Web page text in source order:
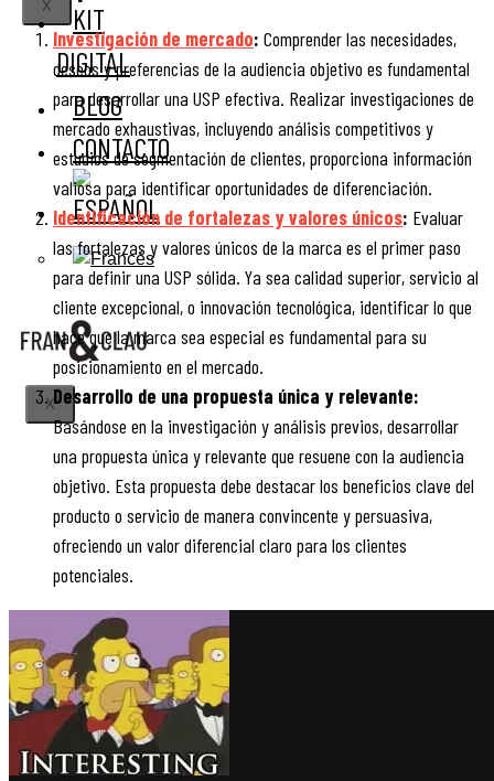
X
KIT
DIGITAL
BLOG
CONTACTO
X
Investigación de mercado: Comprender las necesidades,
deseos y preferencias de la audiencia objetivo es fundamental
para desarrollar una USP efectiva. Realizar investigaciones de
mercado exhaustivas, incluyendo análisis competitivos y
estudios de segmentación de clientes, proporciona información
valiosa para identificar oportunidades de diferenciación.
Identificación de fortalezas y valores únicos: Evaluar
las fortalezas y valores únicos de la marca es el primer paso
para definir una USP sólida. Ya sea calidad superior, servicio al
cliente excepcional, o innovación tecnológica, identificar lo que
hace que la marca sea especial es fundamental para su
posicionamiento en el mercado.
Desarrollo de una propuesta única y relevante:
Basándose en la investigación y análisis previos, desarrollar
una propuesta única y relevante que resuene con la audiencia
objetivo. Esta propuesta debe destacar los beneficios clave del
producto o servicio de manera convincente y persuasiva,
ofreciendo un valor diferencial claro para los clientes
potenciales.